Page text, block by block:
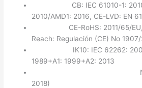
CB: IEC 61010-1:
2010/AMD1: 2016, CE-LVD: EN
CE-RoHS: 2011/65/
Reach: Regulación (CE) No
IK10: IEC 62262:
1989+A1: 1999+A2: 2013
2018)